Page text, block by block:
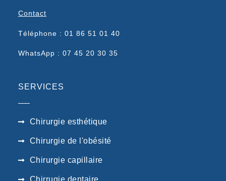
Contact
Téléphone : 01 86 51 01 40
WhatsApp : 07 45 20 30 35
SERVICES
Chirurgie esthétique
Chirurgie de l'obésité
Chirurgie capillaire